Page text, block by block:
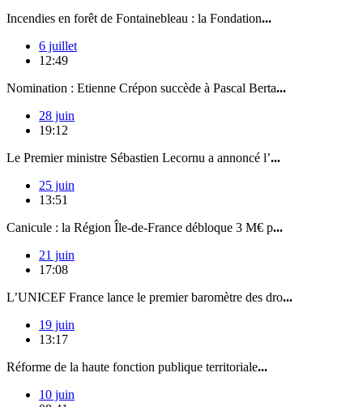
Incendies en forêt de Fontainebleau : la Fondation...
6 juillet
12:49
Nomination : Etienne Crépon succède à Pascal Berta...
28 juin
19:12
Le Premier ministre Sébastien Lecornu a annoncé l’...
25 juin
13:51
Canicule : la Région Île-de-France débloque 3 M€ p...
21 juin
17:08
L’UNICEF France lance le premier baromètre des dro...
19 juin
13:17
Réforme de la haute fonction publique territoriale...
10 juin